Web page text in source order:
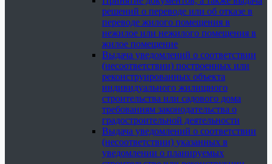
решений о переводе или об отказе в
переводе жилого помещения в
нежилое или нежилого помещения в
жилое помещение
Выдача уведомлений о соответствии
(несоответствии) построенных или
реконструированных объекта
индивидуального жилищного
строительства или садового дома
требованиям законодательства о
градостроительной деятельности
Выдача уведомлений о соответствии
(несоответствии) указанных в
уведомлении о планируемых